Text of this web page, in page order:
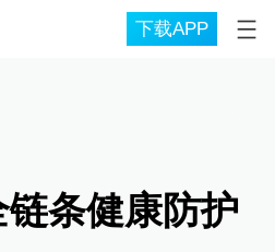
下载APP
条健康防护